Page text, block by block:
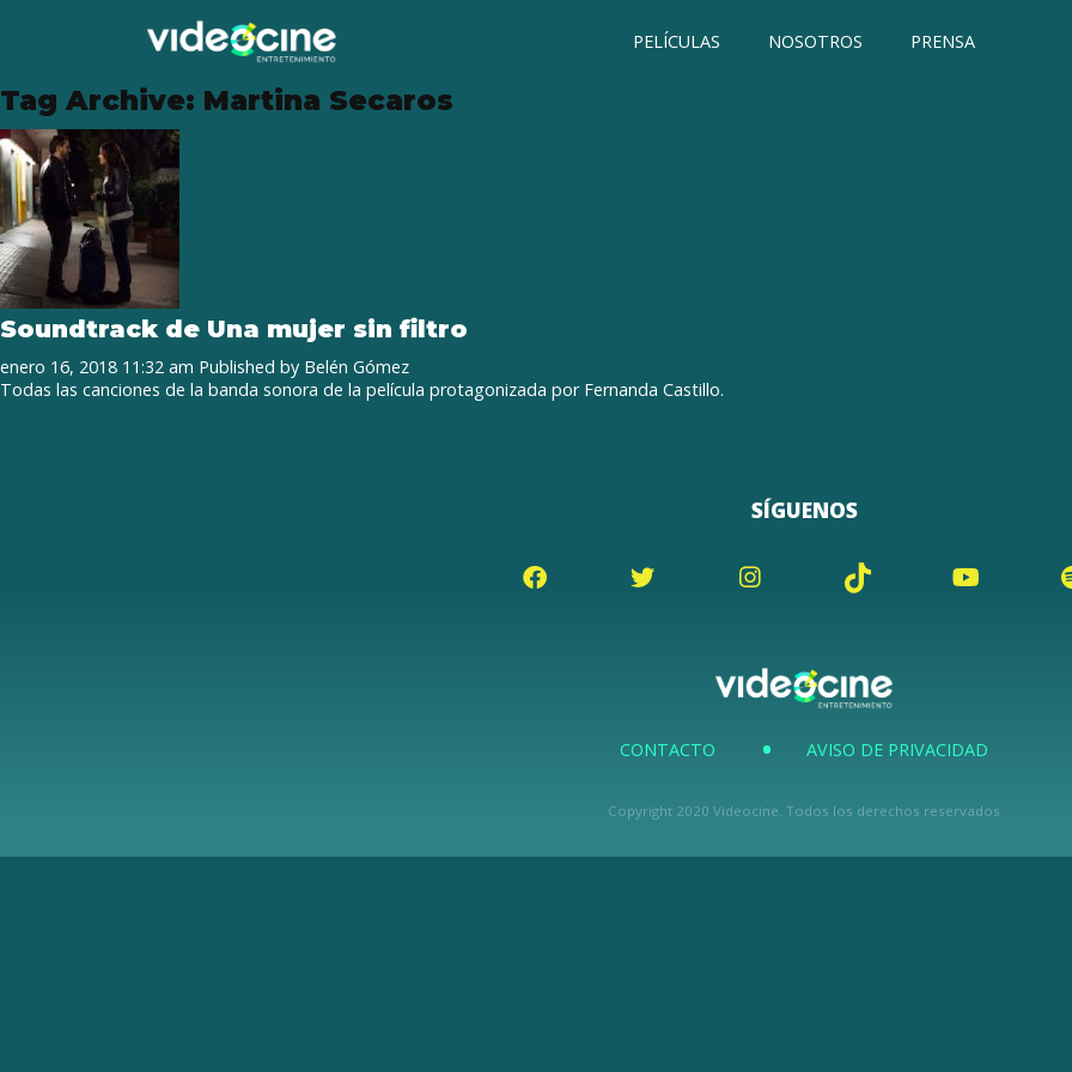
PELÍCULAS NOSOTROS PRENSA
Tag Archive: Martina Secaros
Soundtrack de Una mujer sin filtro
enero 16, 2018 11:32 am Published by Belén Gómez
Todas las canciones de la banda sonora de la película protagonizada por Fernanda Castillo.
SÍGUENOS
CONTACTO AVISO DE PRIVACIDAD
Copyright 2020 Videocine. Todos los derechos reservados